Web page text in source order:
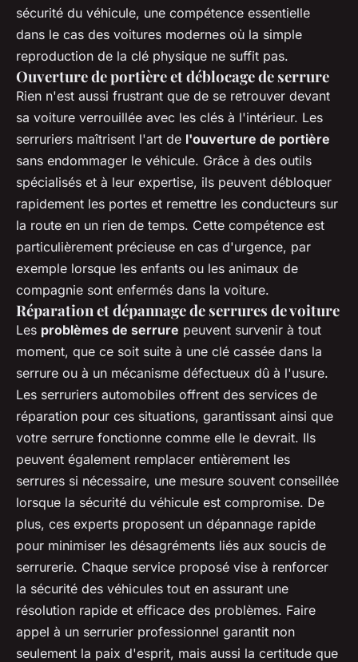
sécurité du véhicule, une compétence essentielle
dans le cas des voitures modernes où la simple
reproduction de la clé physique ne suffit pas.
Ouverture de portière et déblocage de serrure
Rien n'est aussi frustrant que de se retrouver devant
sa voiture verrouillée avec les clés à l'intérieur. Les
serruriers maîtrisent l'art de l'ouverture de portière
sans endommager le véhicule. Grâce à des outils
spécialisés et à leur expertise, ils peuvent débloquer
rapidement les portes et remettre les conducteurs sur
la route en un rien de temps. Cette compétence est
particulièrement précieuse en cas d'urgence, par
exemple lorsque les enfants ou les animaux de
compagnie sont enfermés dans la voiture.
Réparation et dépannage de serrures de voiture
Les problèmes de serrure peuvent survenir à tout
moment, que ce soit suite à une clé cassée dans la
serrure ou à un mécanisme défectueux dû à l'usure.
Les serruriers automobiles offrent des services de
réparation pour ces situations, garantissant ainsi que
votre serrure fonctionne comme elle le devrait. Ils
peuvent également remplacer entièrement les
serrures si nécessaire, une mesure souvent conseillée
lorsque la sécurité du véhicule est compromise. De
plus, ces experts proposent un dépannage rapide
pour minimiser les désagréments liés aux soucis de
serrurerie. Chaque service proposé vise à renforcer
la sécurité des véhicules tout en assurant une
résolution rapide et efficace des problèmes. Faire
appel à un serrurier professionnel garantit non
seulement la paix d'esprit, mais aussi la certitude que